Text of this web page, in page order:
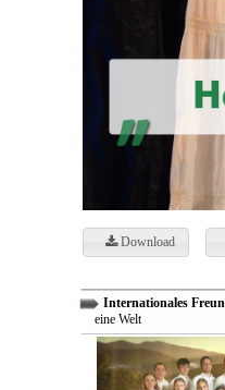
Download
Internationales
eine Welt